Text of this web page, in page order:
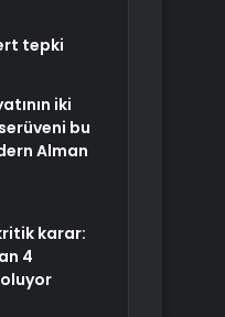
tepki
iki
bu
Alman
karar:
4